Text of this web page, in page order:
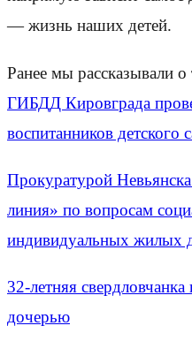
— жизнь наших детей.
Ранее мы рассказывали о
ГИБДД Кировграда
воспитанников детского
Прокуратурой
линия» по вопросам
индивидуальных жилых
32-летняя свердловчанка
дочерью